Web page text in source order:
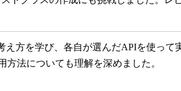
方を学び、各自が選んだAPIを使って
法についても理解を深めました。